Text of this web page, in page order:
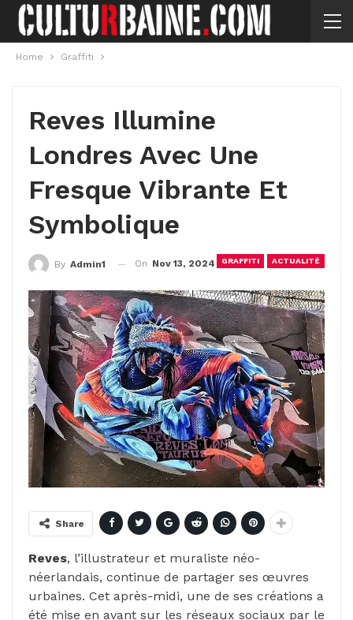
Home Graffiti
Reves Illumine
Londres Avec Une
Fresque Vibrante Et
Symbolique
GRAFFITI ACTUALITÉ
By Admin1 On Nov 13, 2024
Share
Reves, l’illustrateur et muraliste néo-
néerlandais, continue de partager ses œuvres
urbaines. Cet après-midi, une de ses créations a
été mise en avant sur les réseaux sociaux par le